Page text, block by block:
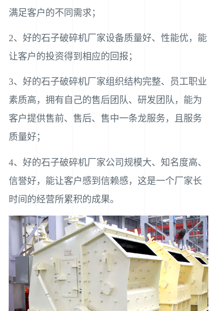
满足客户的不同需求；
2、好的石子破碎机厂家设备质量好、性能优，能
让客户的投资得到相应的回报；
3、好的石子破碎机厂家组织结构完整、员工职业
素质高，拥有自己的售后团队、研发团队，能为
客户提供售前、售后、售中一条龙服务，且服务
质量好；
4、好的石子破碎机厂家公司规模大、知名度高、
信誉好，能让客户感到信赖感，这是一个厂家长
时间的经营所累积的成果。